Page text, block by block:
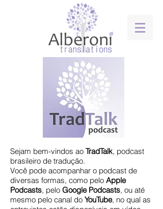
Sejam bem-vindos ao TradTalk, podcast
brasileiro de tradução.
​Você pode acompanhar o podcast de
diversas formas, como pelo Apple
Podcasts, pelo Google Podcasts, ou até
mesmo pelo canal do YouTube, no qual as